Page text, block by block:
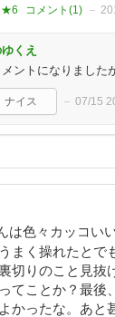
★6 コメント(1)
くえ
ントになりました
ナイス 07/15
は色々カッコい
まく操れたとで
切りのこと見抜
てことか？最後
かったな。あと